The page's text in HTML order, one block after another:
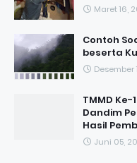
Maret 16,
Contoh
beserta
Desember
TMMD Ke-
Dandim
Hasil
Juni 05,